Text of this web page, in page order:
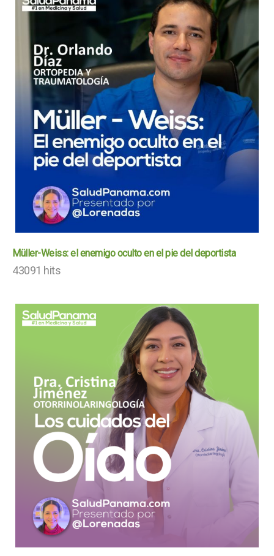
Müller-Weiss: el enemigo oculto en el pie del deportista
43091 hits